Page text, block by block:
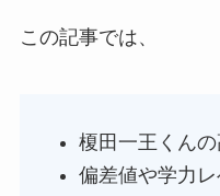
この記事では、
榎田一王くん
偏差値や学力